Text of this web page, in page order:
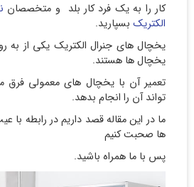
کار را به یک فرد کار بلد و متخصصان
الکتریک بسپارید.
یخچال های جنرال الکتریک یکی از به
یخچال ها هستند.
تعمیر آن با یخچال های معمولی
تواند آن را انجام بدهد‌.
ما در این مقاله قصد داریم در رابطه با
ها صحبت کنیم
پس با ما همراه باشید.